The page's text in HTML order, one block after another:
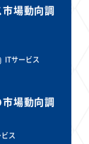
場動向調
ITサービス
場動向調
ス